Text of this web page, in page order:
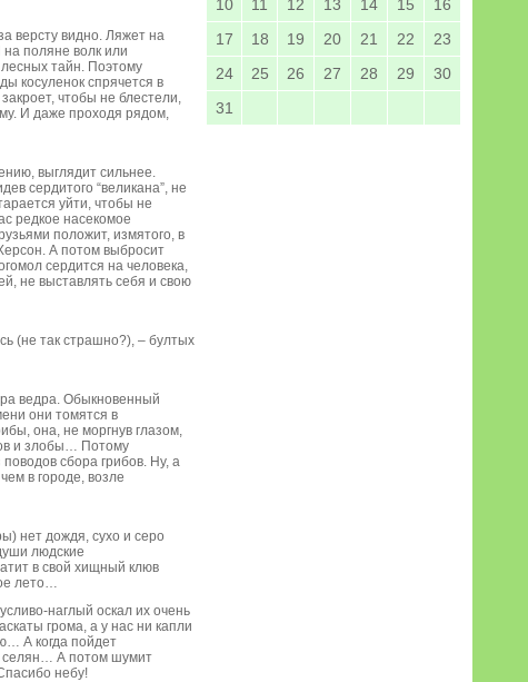
10
11 12 13 14 15
16
17
18 19 20 21 22
23
24
25 26 27 28 29
30
31
версту видно. Ляжет на
поляне волк или
тайн. Поэтому
косуленок спрячется в
чтобы не блестели,
И даже проходя рядом,
выглядит сильнее.
сердитого “великана”, не
уйти, чтобы не
редкое насекомое
положит, измятого, в
А потом выбросит
сердится на человека,
не выставлять себя и свою
(не так страшно?), – бултых
ведра. Обыкновенный
они томятся в
она, не моргнув глазом,
и злобы… Потому
сбора грибов. Ну, а
в городе, возле
нет дождя, сухо и серо
людские
в свой хищный клюв
лето…
наглый оскал их очень
грома, а у нас ни капли
А когда пойдет
селян… А потом шумит
небу!